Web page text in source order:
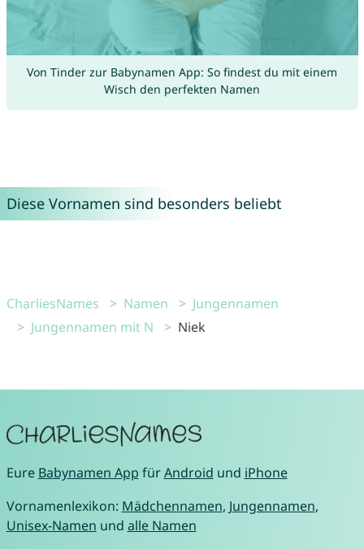
Von Tinder zur Babynamen App: So findest du mit einem
Wisch den perfekten Namen
Diese Vornamen sind besonders beliebt
CharliesNames Namen
Jungennamen
Jungennamen mit N
Niek
Eure Babynamen App fürAndroid und iPhone
Vornamenlexikon: Mädchennamen, Jungennamen,
Unisex-Namen und alle Namen